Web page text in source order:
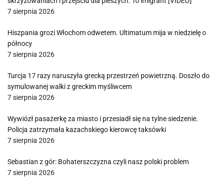
7 sierpnia 2026
Hiszpania grozi Włochom odwetem. Ultimatum mija w niedzielę o
północy
7 sierpnia 2026
Turcja 17 razy naruszyła grecką przestrzeń powietrzną. Doszło do
symulowanej walki z greckim myśliwcem
7 sierpnia 2026
Wywiózł pasażerkę za miasto i przesiadł się na tylne siedzenie.
Policja zatrzymała kazachskiego kierowcę taksówki
7 sierpnia 2026
Sebastian z gór: Bohaterszczyzna czyli nasz polski problem
7 sierpnia 2026